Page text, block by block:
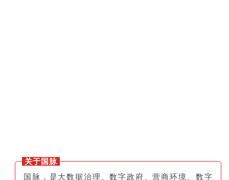
关于国脉
国脉，是大数据治理、数字政府、营商环境、数字